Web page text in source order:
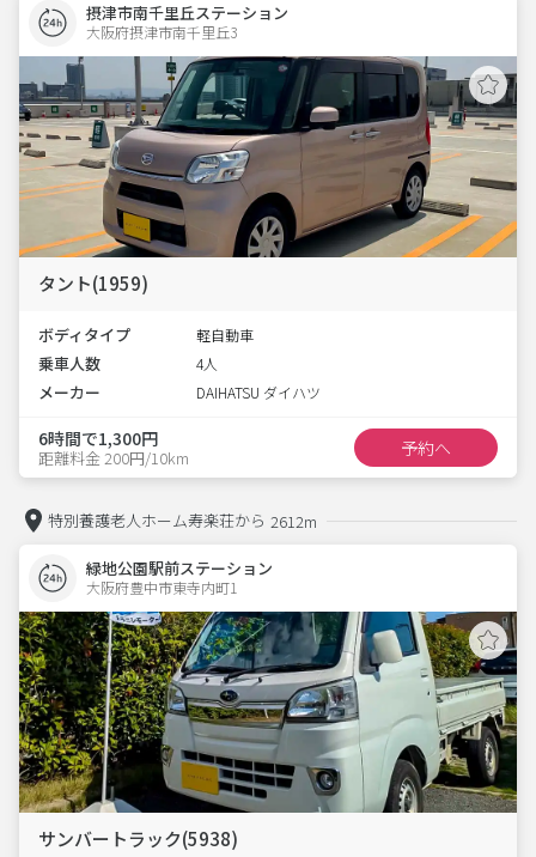
摂津市南千里丘ステーション
大阪府摂津市南千里丘3
タント(1959)
ボディタイプ 軽自動車
乗車人数 4人
メーカー DAIHATSU ダイハツ
6時間で1,300円
距離料金 200円/10km 予約へ
特別養護老人ホーム寿楽荘から 2612m
緑地公園駅前ステーション
大阪府豊中市東寺内町1
サンバートラック(5938)